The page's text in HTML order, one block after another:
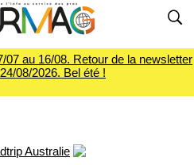
au 16/08. Retour de la newsletter
08/2026. Bel été !